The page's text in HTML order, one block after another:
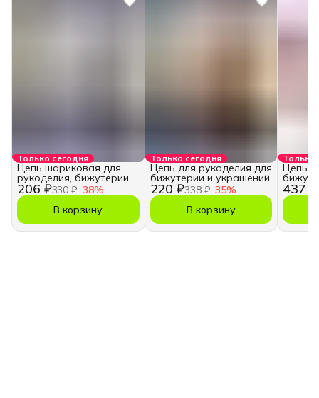
Только сегодня
206 ₽330 ₽−38%
Цепь шариковая для
рукоделия, бижутерии и
украшений
В корзину
Только сегодня
220 ₽338 ₽−35%
Цепь для рукоделия для
бижутерии и украшений
В корзину
Только
437 ₽
Цепь
3,5*5